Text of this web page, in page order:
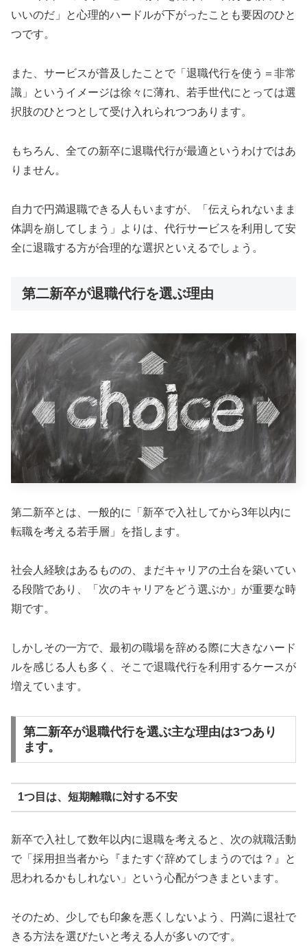
いいのだ」と心理的ハードルが下がったことも要因のひと
つです。
また、サービスが普及したことで「退職代行を使う＝非常
識」というイメージは徐々に薄れ、若手世代にとっては選
択肢のひとつとして受け入れられつつあります。
もちろん、全ての新卒に退職代行が最適というわけではあ
りません。
自力で円満退職できる人もいますが、「伝えられないまま
体調を崩してしまう」よりは、代行サービスを利用して安
全に退職する方が合理的な選択といえるでしょう。
第二新卒が退職代行を選ぶ理由
第二新卒とは、一般的に「新卒で入社してから3年以内に
転職を考える若手層」を指します。
社会人経験はあるものの、まだキャリアの土台を築いてい
る段階であり、「次のキャリアをどう選ぶか」が重要な時
期です。
しかしその一方で、最初の職場を辞める際に大きなハード
ルを感じる人も多く、そこで退職代行を利用するケースが
増えています。
第二新卒が退職代行を選ぶ主な理由は3つあり
ます。
1つ目は、短期離職に対する不安
新卒で入社して数年以内に退職を考えると、次の就職活動
で「採用担当者から『またすぐ辞めてしまうのでは？』と
思われるかもしれない」という心配がつきまといます。
そのため、少しでも印象を悪くしないよう、円満に退社で
きる方法を選びたいと考える人が多いのです。